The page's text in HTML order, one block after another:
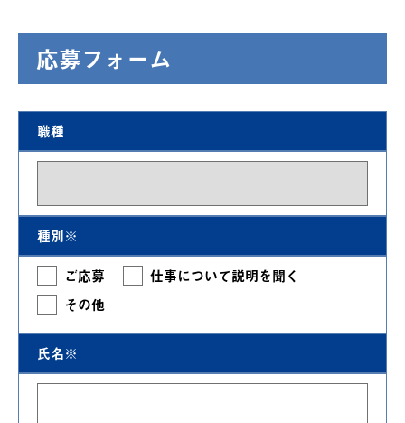
応募フォーム
職種
種別※
ご応募
仕事について説明を聞く
その他
氏名※